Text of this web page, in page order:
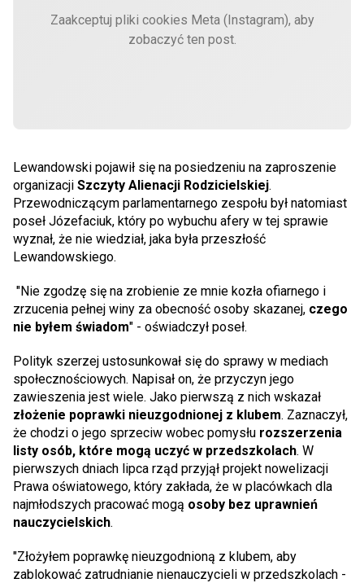
Zaakceptuj pliki cookies Meta (Instagram), aby
zobaczyć ten post.
Lewandowski pojawił się na posiedzeniu na zaproszenie
organizacji Szczyty Alienacji Rodzicielskiej.
Przewodniczącym parlamentarnego zespołu był natomiast
poseł Józefaciuk, który po wybuchu afery w tej sprawie
wyznał, że nie wiedział, jaka była przeszłość
Lewandowskiego.
"Nie zgodzę się na zrobienie ze mnie kozła ofiarnego i
zrzucenia pełnej winy za obecność osoby skazanej, czego
nie byłem świadom" - oświadczył poseł.
Polityk szerzej ustosunkował się do sprawy w mediach
społecznościowych. Napisał on, że przyczyn jego
zawieszenia jest wiele. Jako pierwszą z nich wskazał
złożenie poprawki nieuzgodnionej z klubem. Zaznaczył,
że chodzi o jego sprzeciw wobec pomysłu rozszerzenia
listy osób, które mogą uczyć w przedszkolach. W
pierwszych dniach lipca rząd przyjął projekt nowelizacji
Prawa oświatowego, który zakłada, że w placówkach dla
najmłodszych pracować mogą osoby bez uprawnień
nauczycielskich.
"Złożyłem poprawkę nieuzgodnioną z klubem, aby
zablokować zatrudnianie nienauczycieli w przedszkolach -